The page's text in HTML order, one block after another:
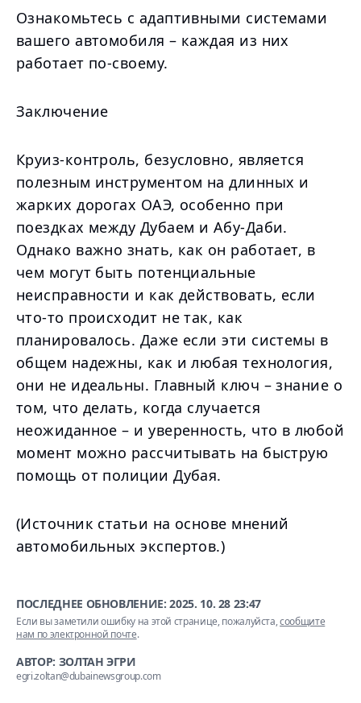
Ознакомьтесь с адаптивными системами
вашего автомобиля – каждая из них
работает по-своему.
Заключение
Круиз-контроль, безусловно, является
полезным инструментом на длинных и
жарких дорогах ОАЭ, особенно при
поездках между Дубаем и Абу-Даби.
Однако важно знать, как он работает, в
чем могут быть потенциальные
неисправности и как действовать, если
что-то происходит не так, как
планировалось. Даже если эти системы в
общем надежны, как и любая технология,
они не идеальны. Главный ключ – знание о
том, что делать, когда случается
неожиданное – и уверенность, что в любой
момент можно рассчитывать на быструю
помощь от полиции Дубая.
(Источник статьи на основе мнений
автомобильных экспертов.)
ПОСЛЕДНЕЕ ОБНОВЛЕНИЕ:2025. 10. 28 23:47
Если вы заметили ошибку на этой странице, пожалуйста,сообщите
нам по электронной почте.
АВТОР: ЗОЛТАН ЭГРИ
egri.zoltan@dubainewsgroup.com